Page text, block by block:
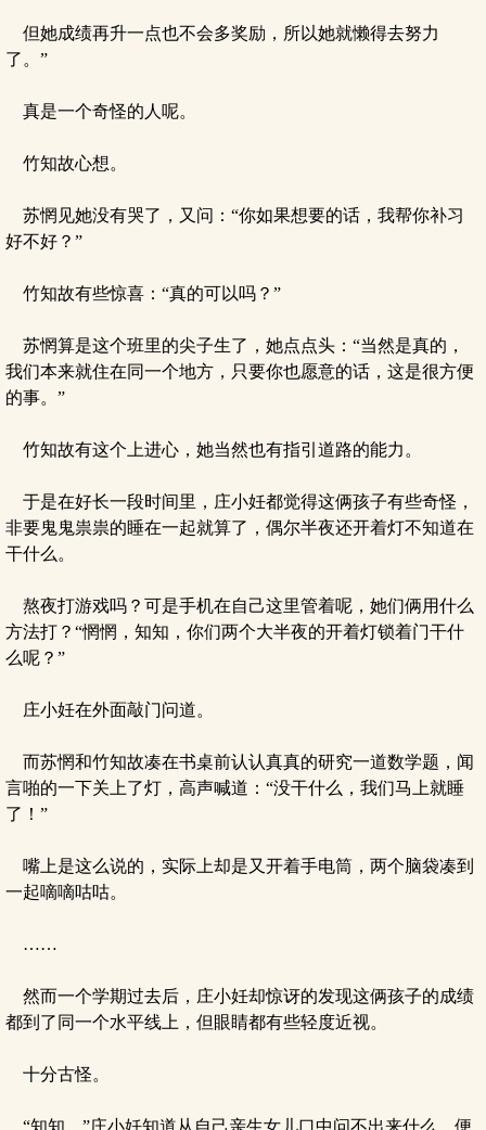
但她成绩再升一点也不会多奖励，所以她就懒得去努力
了。”
真是一个奇怪的人呢。
竹知故心想。
苏惘见她没有哭了，又问：“你如果想要的话，我帮你补习
好不好？”
竹知故有些惊喜：“真的可以吗？”
苏惘算是这个班里的尖子生了，她点点头：“当然是真的，
我们本来就住在同一个地方，只要你也愿意的话，这是很方便
的事。”
竹知故有这个上进心，她当然也有指引道路的能力。
于是在好长一段时间里，庄小妊都觉得这俩孩子有些奇怪，
非要鬼鬼祟祟的睡在一起就算了，偶尔半夜还开着灯不知道在
干什么。
熬夜打游戏吗？可是手机在自己这里管着呢，她们俩用什么
方法打？“惘惘，知知，你们两个大半夜的开着灯锁着门干什
么呢？”
庄小妊在外面敲门问道。
而苏惘和竹知故凑在书桌前认认真真的研究一道数学题，闻
言啪的一下关上了灯，高声喊道：“没干什么，我们马上就睡
了！”
嘴上是这么说的，实际上却是又开着手电筒，两个脑袋凑到
一起嘀嘀咕咕。
……
然而一个学期过去后，庄小妊却惊讶的发现这俩孩子的成绩
都到了同一个水平线上，但眼睛都有些轻度近视。
十分古怪。
“知知，”庄小妊知道从自己亲生女儿口中问不出来什么，便